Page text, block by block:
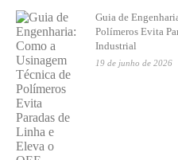
Guia de
Polímeros Evita
Industrial
19 de junho de 2026